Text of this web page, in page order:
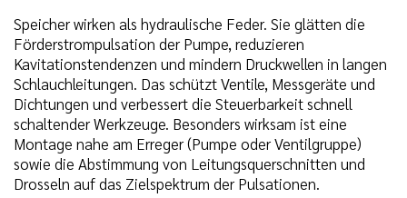
Speicher wirken als hydraulische Feder. Sie glätten die
Förderstrompulsation der Pumpe, reduzieren
Kavitationstendenzen und mindern Druckwellen in langen
Schlauchleitungen. Das schützt Ventile, Messgeräte und
Dichtungen und verbessert die Steuerbarkeit schnell
schaltender Werkzeuge. Besonders wirksam ist eine
Montage nahe am Erreger (Pumpe oder Ventilgruppe)
sowie die Abstimmung von Leitungsquerschnitten und
Drosseln auf das Zielspektrum der Pulsationen.